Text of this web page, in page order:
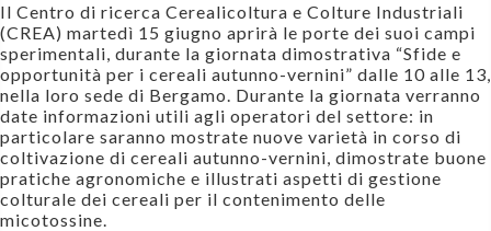
Il Centro di ricerca Cerealicoltura e Colture Indus­triali
(CREA) martedì 15 giugno aprirà le porte dei suoi campi
sperimentali, durante la giornata dimostrativa “Sfide e
opportunità per i cereali autunno-vernini” dalle 10 alle 13,
nella loro sede di Bergamo. Durante la giornata verranno
date informazioni utili agli operatori del settore: in
particolare saranno mostrate nuove va­rietà in corso di
coltivazione di cereali autunno-vernini, dimostrate buone
pratiche agronomiche e illustrati aspetti di gestione
colturale dei cereali per il contenimento delle
micotossine.